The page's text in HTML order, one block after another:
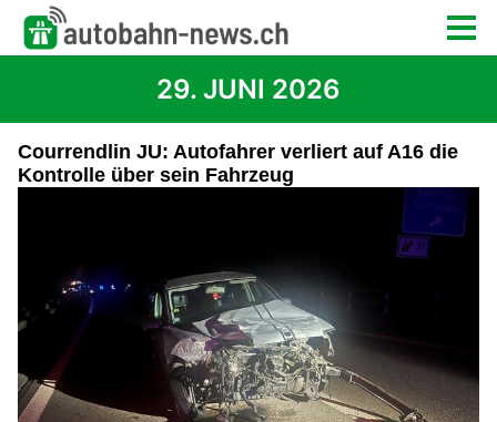
29. JUNI 2026
Courrendlin JU: Autofahrer verliert auf A16 die
Kontrolle über sein Fahrzeug